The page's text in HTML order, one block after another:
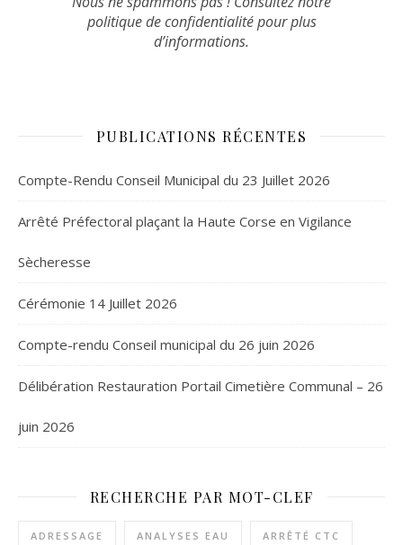
politique de confidentialitépour plus
d’informations.
PUBLICATIONS RÉCENTES
Compte-Rendu Conseil Municipal du 23 Juillet 2026
Arrêté Préfectoral plaçant la Haute Corse en Vigilance
Sècheresse
Cérémonie 14 Juillet 2026
Compte-rendu Conseil municipal du 26 juin 2026
Délibération Restauration Portail Cimetière Communal – 26
juin 2026
RECHERCHE PAR MOT-CLEF
ADRESSAGE ANALYSES EAU ARRÊTÉ CTC